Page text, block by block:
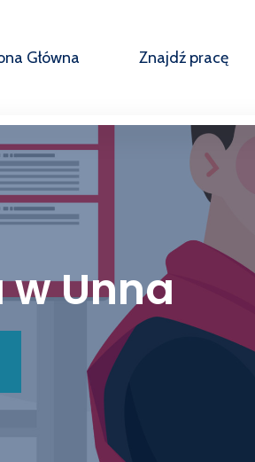
Główna Znajdź pracę
Unna